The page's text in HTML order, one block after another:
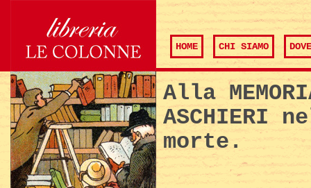
HOME CHI SIAMO
Alla
ASCHIERI
morte.